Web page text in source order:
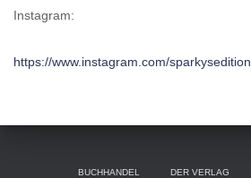
Instagram:
https://www.instagram.com/sparkysedition
BUCHHANDEL DER VERLAG